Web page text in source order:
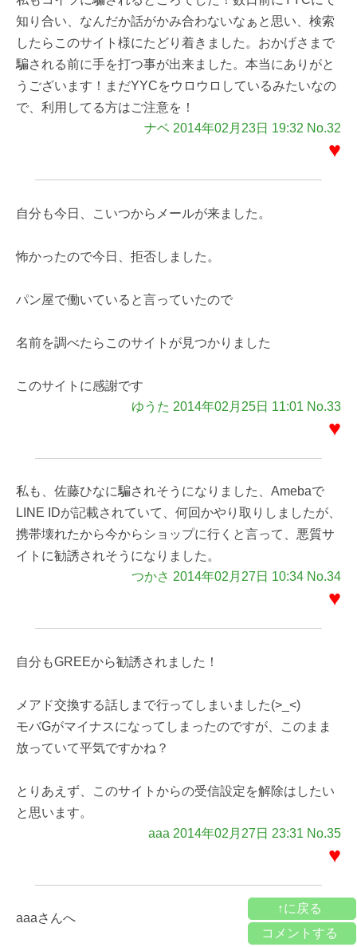
知り合い、なんだか話がかみ合わないなぁと思い、検索
したらこのサイト様にたどり着きました。おかげさまで
騙される前に手を打つ事が出来ました。本当にありがと
うございます！まだYYCをウロウロしているみたいなの
で、利用してる方はご注意を！
ナベ 2014年02月23日 19:32 No.32
♥
自分も今日、こいつからメールが来ました。
怖かったので今日、拒否しました。
パン屋で働いていると言っていたので
名前を調べたらこのサイトが見つかりました
このサイトに感謝です
ゆうた 2014年02月25日 11:01 No.33
♥
私も、佐藤ひなに騙されそうになりました、Amebaで
LINE IDが記載されていて、何回かやり取りしましたが、
携帯壊れたから今からショップに行くと言って、悪質サ
イトに勧誘されそうになりました。
つかさ 2014年02月27日 10:34 No.34
♥
自分もGREEから勧誘されました！
メアド交換する話しまで行ってしまいました(>_<)
モバGがマイナスになってしまったのですが、このまま
放っていて平気ですかね？
とりあえず、このサイトからの受信設定を解除はしたい
と思います。
aaa 2014年02月27日 23:31 No.35
♥
aaaさんへ
↑に戻る
コメントする